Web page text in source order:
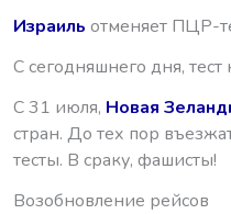
Израиль отменяет ПЦР-
С сегодняшнего дня,
C 31 июля, Новая
стран. До тех пор
тесты. В сраку, фашисты!
Возобновление рейсов